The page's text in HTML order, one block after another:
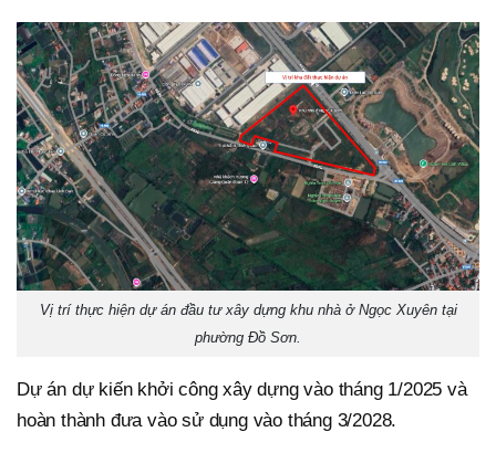
Vị trí thực hiện dự án đầu tư xây dựng khu nhà ở Ngọc Xuyên tại
phường Đồ Sơn.
Dự án dự kiến khởi công xây dựng vào tháng 1/2025 và
hoàn thành đưa vào sử dụng vào tháng 3/2028.